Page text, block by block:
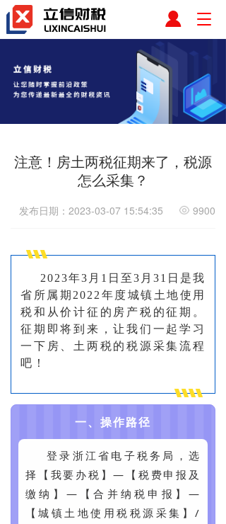
T
g
l
e
n
a
g
o
注意！房土两税征期来了，税源
怎么采集？
发布日期：2023-03-07 15:54:35 9900
2023年3月1日至3月31日是我
省所属期2022年度城镇土地使用
税和从价计征的房产税的征期。
征期即将到来，让我们一起学习
一下房、土两税的税源采集流程
吧！
一、操作路径
登录浙江省电子税务局，选
择【我要办税】—【税费申报及
缴纳】—【合并纳税申报】—
【城镇土地使用税税源采集】/